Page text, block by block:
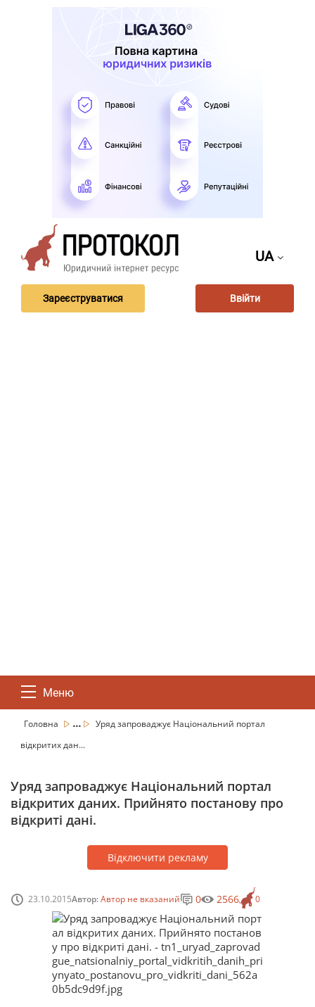
UA
Зареєструватися Ввійти
Меню
Головна ...
Уряд запроваджує Національний портал
відкритих дан...
Уряд запроваджує Національний портал
відкритих даних. Прийнято постанову про
відкриті дані.
Відключити рекламу
23.10.2015Автор:Автор не вказаний 0
0 2566